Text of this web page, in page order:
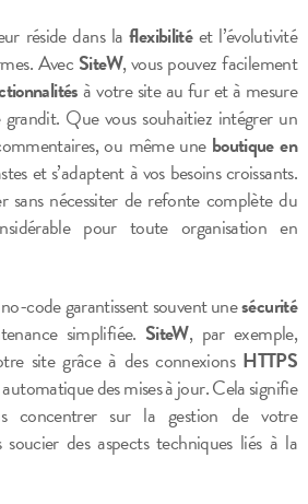
réside dans laflexibilitéet l’évolutivité
Avec SiteW, vous pouvez facilement
à votre site au fur et à mesure
Que vous souhaitiez intégrer un
ou même une boutique en
et s’adaptent à vos besoins croissants.
sans nécessiter de refonte complète du
pour toute organisation en
code garantissent souvent unesécurité
simplifiée. SiteW, par exemple,
site grâce à des connexions HTTPS
des mises à jour. Cela signifie
concentrer sur la gestion de votre
des aspects techniques liés à la